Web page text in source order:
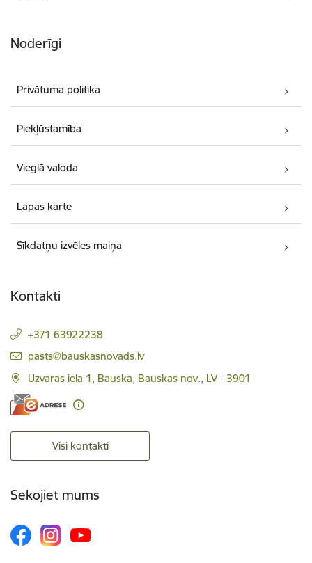
Noderīgi
Privātuma politika
Piekļūstamība
Vieglā valoda
Lapas karte
Sīkdatņu izvēles maiņa
Kontakti
+371 63922238
E-pasts:
pasts@bauskasnovads.lv
Uzvaras iela 1, Bauska, Bauskas nov., LV - 3901
Visi kontakti
Sekojiet mums